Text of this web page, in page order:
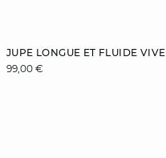
JUPE LONGUE ET FLUIDE VIVE
99,00 €